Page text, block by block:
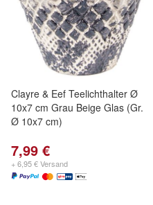
Clayre & Eef Teelichthalter Ø
10x7 cm Grau Beige Glas (Gr.
Ø 10x7 cm)
7,99 €
+ 6,95 € Versand